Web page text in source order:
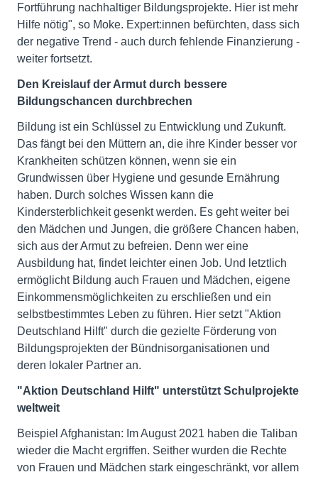
Fortführung nachhaltiger Bildungsprojekte. Hier ist mehr
Hilfe nötig", so Moke. Expert:innen befürchten, dass sich
der negative Trend - auch durch fehlende Finanzierung -
weiter fortsetzt.
Den Kreislauf der Armut durch bessere
Bildungschancen durchbrechen
Bildung ist ein Schlüssel zu Entwicklung und Zukunft.
Das fängt bei den Müttern an, die ihre Kinder besser vor
Krankheiten schützen können, wenn sie ein
Grundwissen über Hygiene und gesunde Ernährung
haben. Durch solches Wissen kann die
Kindersterblichkeit gesenkt werden. Es geht weiter bei
den Mädchen und Jungen, die größere Chancen haben,
sich aus der Armut zu befreien. Denn wer eine
Ausbildung hat, findet leichter einen Job. Und letztlich
ermöglicht Bildung auch Frauen und Mädchen, eigene
Einkommensmöglichkeiten zu erschließen und ein
selbstbestimmtes Leben zu führen. Hier setzt "Aktion
Deutschland Hilft" durch die gezielte Förderung von
Bildungsprojekten der Bündnisorganisationen und
deren lokaler Partner an.
"Aktion Deutschland Hilft" unterstützt Schulprojekte
weltweit
Beispiel Afghanistan: Im August 2021 haben die Taliban
wieder die Macht ergriffen. Seither wurden die Rechte
von Frauen und Mädchen stark eingeschränkt, vor allem